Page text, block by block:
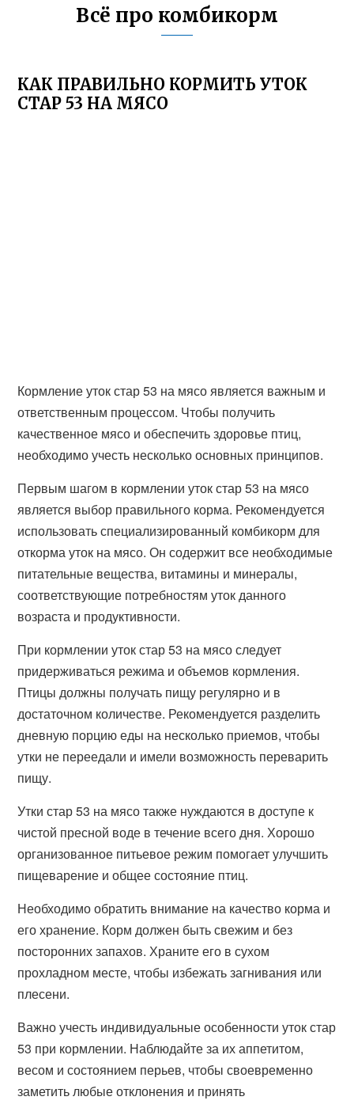
Всё про комбикорм
КАК ПРАВИЛЬНО КОРМИТЬ УТОК
СТАР 53 НА МЯСО
Кормление уток стар 53 на мясо является важным и
ответственным процессом. Чтобы получить
качественное мясо и обеспечить здоровье птиц,
необходимо учесть несколько основных принципов.
Первым шагом в кормлении уток стар 53 на мясо
является выбор правильного корма. Рекомендуется
использовать специализированный комбикорм для
откорма уток на мясо. Он содержит все необходимые
питательные вещества, витамины и минералы,
соответствующие потребностям уток данного
возраста и продуктивности.
При кормлении уток стар 53 на мясо следует
придерживаться режима и объемов кормления.
Птицы должны получать пищу регулярно и в
достаточном количестве. Рекомендуется разделить
дневную порцию еды на несколько приемов, чтобы
утки не переедали и имели возможность переварить
пищу.
Утки стар 53 на мясо также нуждаются в доступе к
чистой пресной воде в течение всего дня. Хорошо
организованное питьевое режим помогает улучшить
пищеварение и общее состояние птиц.
Необходимо обратить внимание на качество корма и
его хранение. Корм должен быть свежим и без
посторонних запахов. Храните его в сухом
прохладном месте, чтобы избежать загнивания или
плесени.
Важно учесть индивидуальные особенности уток стар
53 при кормлении. Наблюдайте за их аппетитом,
весом и состоянием перьев, чтобы своевременно
заметить любые отклонения и принять